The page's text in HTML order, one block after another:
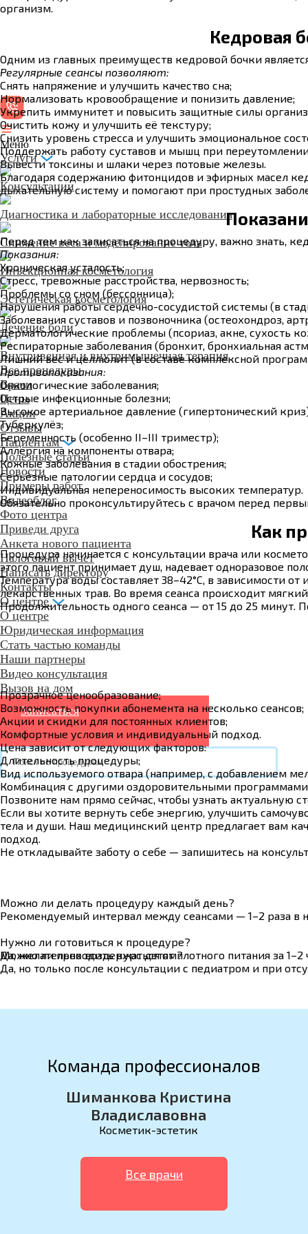
Меню
Услуги
Консультации
Диагностика и лабораторные исследования
Снижение веса и моделирование тела
Инъекционная косметология
Эстетическая косметология
Лечение боли
Внутривенная и внутримышечная терапия
Все процедуры
Врачи
Цены
Акции
Отзывы
Пациентам
Полезные статьи
Новости
Примеры работ
Видеоблог
Фото центра
Приведи друга
Анкета нового пациента
Налоговый вычет
Написать директору
Контакты
О центре
О центре
Юридическая информация
Стать частью команды
Наши партнеры
Видео консультация
Вызов на дом
Записаться
организм.
Кедровая
Одним из главных преимуществ кедровой бочки
Регулярные сеансы позволяют:
Снять напряжение и улучшить качество сна;
Нормализовать кровообращение и понизить давление;
Укрепить иммунитет и повысить защитные силы
Очистить кожу и улучшить её текстуру;
Снизить уровень стресса и улучшить эмоциональное
Поддержать работу суставов и мышц при
Вывести токсины и шлаки через потовые железы.
Благодаря содержанию фитонцидов и эфирных масел
дыхательную систему и помогают при простудных
Перед тем как записаться на процедуру, важно знать,
Показания:
Хроническая усталость;
Стресс, тревожные расстройства, нервозность;
Проблемы со сном (бессонница);
Нарушения работы сердечно-сосудистой системы (в
Заболевания суставов и позвоночника (остеохондроз,
Дерматологические проблемы (псориаз, акне, сухость
Респираторные заболевания (бронхит, бронхиальная
Лишний вес и целлюлит (в составе комплексной
Противопоказания:
Онкологические заболевания;
Острые инфекционные болезни;
Высокое артериальное давление (гипертонический
Туберкулёз;
Беременность (особенно II–III триместр);
Аллергия на компоненты отвара;
Кожные заболевания в стадии обострения;
Серьёзные патологии сердца и сосудов;
Индивидуальная непереносимость высоких температур.
Обязательно проконсультируйтесь с врачом перед
Как
Процедура начинается с консультации врача или
этого пациент принимает душ, надевает одноразовое
Температура воды составляет 38–42°C, в зависимости
лекарственных трав. Во время сеанса происходит
Продолжительность одного сеанса — от 15 до 25 минут.
Прозрачное ценообразование;
Возможность покупки абонемента на несколько сеансов;
Акции и скидки для постоянных клиентов;
Комфортные условия и индивидуальный подход.
Цена зависит от следующих факторов:
Длительность процедуры;
Вид используемого отвара (например, с добавлением
Комбинация с другими оздоровительными
Позвоните нам прямо сейчас, чтобы узнать актуальную
Если вы хотите вернуть себе энергию, улучшить
тела и души. Наш медицинский центр предлагает вам
подход.
Не откладывайте заботу о себе — запишитесь на
Можно ли делать процедуру каждый день?
Рекомендуемый интервал между сеансами — 1–2 раза
Нужно ли готовиться к процедуре?
Да, желательно воздержаться от плотного питания за
Можно ли проходить курс детям?
Да, но только после консультации с педиатром и при
Команда профессионалов
Шиманкова Кристина
Владиславовна
Косметик-эстетик
Все врачи